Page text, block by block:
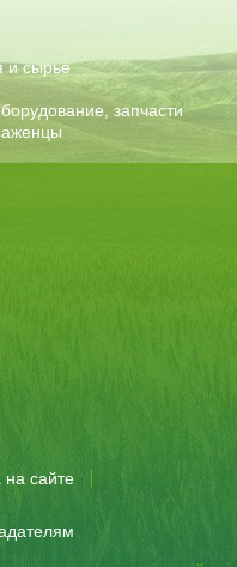
и сырье
запчасти
на сайте